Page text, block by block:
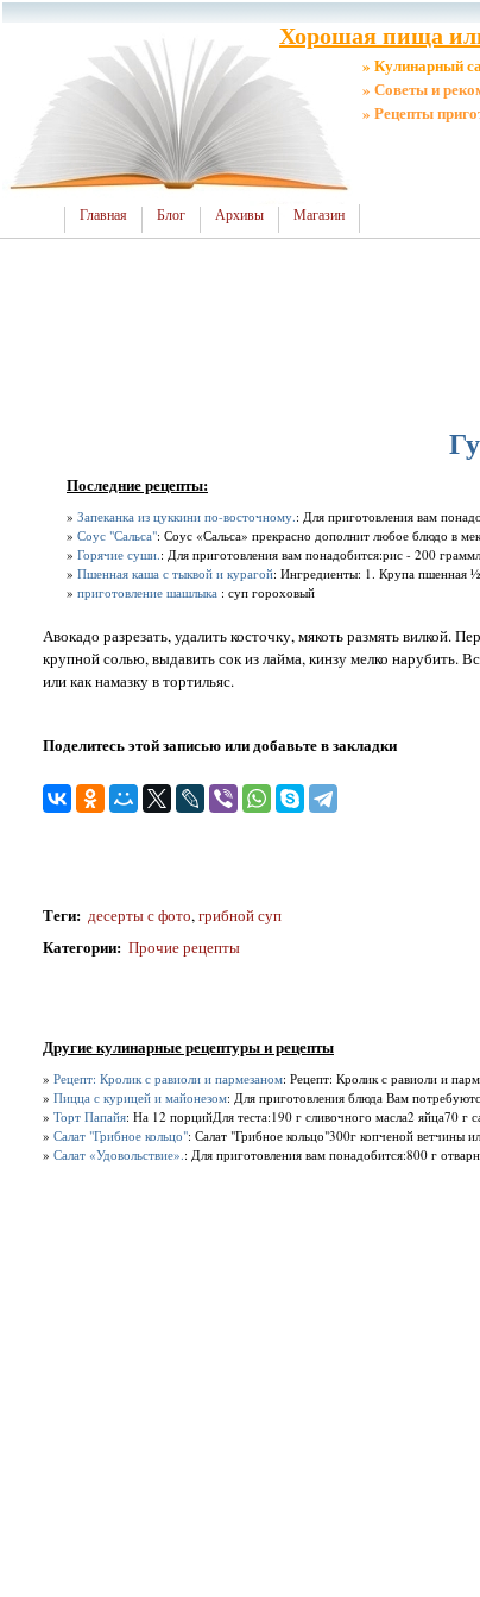
Хорошая пища
» Кулинарный
» Советы и
» Рецепты
Главная Блог Архивы Магазин
Последние рецепты:
» Запеканка из цуккини по-восточному. : Для приготовления вам
» Соус "Сальса": Соус «Сальса» прекрасно дополнит любое блюдо в
» Горячие суши. : Для приготовления вам понадобится:рис - 200
» Пшенная каша с тыквой и курагой: Ингредиенты: 1. Крупа пшенная
» приготовление шашлыка : суп гороховый
Авокадо разрезать, удалить косточку, мякоть размять вилкой.
крупной солью, выдавить сок из лайма, кинзу мелко нарубить.
или как намазку в тортильяс.
Поделитесь этой записью или добавьте в закладки
Теги: десерты с фото,грибной суп
Категории: Прочие рецепты
Другие кулинарные рецептуры и рецепты
» Рецепт: Кролик с равиоли и пармезаном: Рецепт: Кролик с равиоли и
» Пицца с курицей и майонезом: Для приготовления блюда Вам
» Торт Папайя: На 12 порцийДля теста:190 г сливочного масла2 яйца70 г
» Салат "Грибное кольцо": Салат "Грибное кольцо"300г копченой ветчины
» Салат «Удовольствие». : Для приготовления вам понадобится:800 г